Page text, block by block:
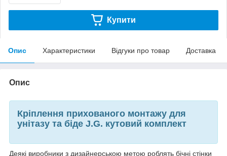
Купити
Опис Характеристики Відгуки про товар Доставка
Опис
Кріплення прихованого монтажу для
унітазу та біде J.G. кутовий комплект
Деякі виробники з дизайнерською метою роблять бічні стінки